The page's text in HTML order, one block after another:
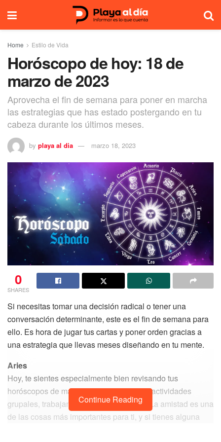
Home Estilo de Vida
Horóscopo de hoy: 18 de
marzo de 2023
Aprovecha el fin de semana para poner en marcha
las estrategias que has estado postergando en tu
cabeza durante los últimos meses.
by playa al dia marzo 18, 2023
0
SHARES
Si necesitas tomar una decisión radical o tener una
conversación determinante, este es el fin de semana para
ello. Es hora de jugar tus cartas y poner orden gracias a
una estrategia que llevas meses diseñando en tu mente.
Aries
Hoy, te sientes especialmente bien revisando tus
horóscopos de marzo, involucrándote en actividades
grupales, trabajando con un equipo, etc. La amistad es una
de las cosas más importantes para ti, y si tienes alguna
Continue Reading